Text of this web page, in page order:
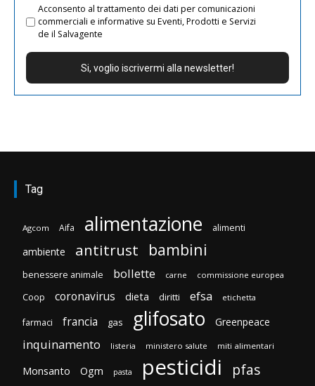
Acconsento al trattamento dei dati per comunicazioni
commerciali e informative su Eventi, Prodotti e Servizi
de il Salvagente
Tag
Agcom Aifa alimentazione alimenti
ambiente antitrust bambini
benessere animale bollette carne commissione europea
Coop coronavirus dieta diritti efsa etichetta
farmaci francia gas glifosato Greenpeace
inquinamento listeria ministero salute miti alimentari
Monsanto Ogm pasta pesticidi pfas